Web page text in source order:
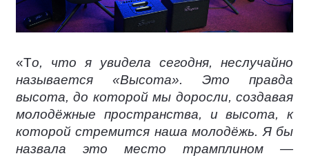
«То, что я увидела сегодня, неслучайно
называется «Высота». Это правда
высота, до которой мы доросли, создавая
молодёжные пространства, и высота, к
которой стремится наша молодёжь. Я бы
назвала это место трамплином —